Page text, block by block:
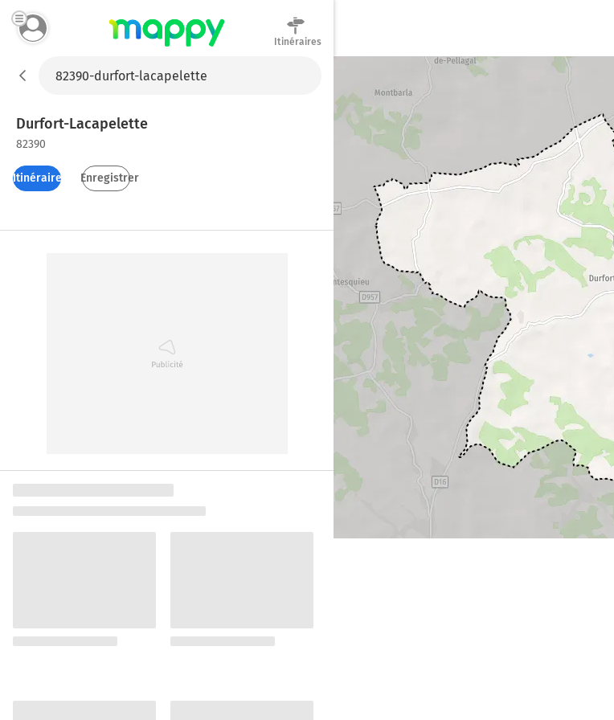
Itinéraires
Durfort-Lacapelette
82390
Itinéraires Enregistrer